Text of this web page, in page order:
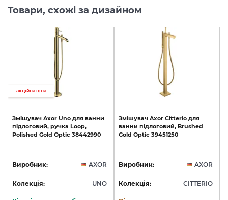
Товари, схожі за дизайном
акційна ціна
Змішувач Axor Uno для ванни
підлоговий, ручка Loop,
Polished Gold Optic 38442990
Виробник: AXOR
Колекція: UNO
Змішувач Axor Citterio для
ванни підлоговий, Brushed
Gold Optic 39451250
Виробник: AXOR
Колекція: CITTERIO